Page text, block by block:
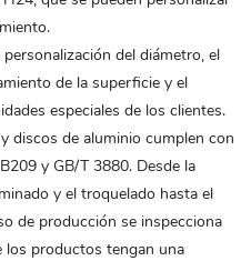
del diámetro, el
de la superficie y el
especiales de los clientes.
discos de aluminio cumplen con
y GB/T 3880. Desde la
y el troquelado hasta el
de producción se inspecciona
los productos tengan una